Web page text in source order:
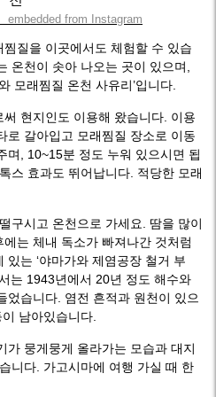
from Instagram
질을 이곳에서도 체험할 수 있습
온천이 솟아 나오는 곳이 있으며,
모래찜질 온천 사유리’입니다.
현지인도 이용해 왔습니다. 이용
로 갈아입고 모래찜질 장소로 이동
며, 10~15분 정도 누워 있으시면 됩
스 효과도 뛰어납니다. 적당한 모래
구시고 온천으로 가세요. 땀을 많이
는 체내 독소가 빠져나간 것처럼
는 ‘야마가와 제염공장 철거 부
는 1943년에서 20년 정도 해수와
었습니다. 염전 흔적과 원천이 있으
남아있습니다.
가 뭉게뭉게 올라가는 모습과 대지
니다. 가고시마에 여행 가실 때 한